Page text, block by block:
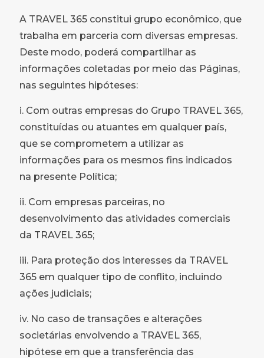
A TRAVEL 365 constitui grupo econômico, que
trabalha em parceria com diversas empresas.
Deste modo, poderá compartilhar as
informações coletadas por meio das Páginas,
nas seguintes hipóteses:
i. Com outras empresas do Grupo TRAVEL 365,
constituídas ou atuantes em qualquer país,
que se comprometem a utilizar as
informações para os mesmos fins indicados
na presente Política;
ii. Com empresas parceiras, no
desenvolvimento das atividades comerciais
da TRAVEL 365;
iii. Para proteção dos interesses da TRAVEL
365 em qualquer tipo de conflito, incluindo
ações judiciais;
iv. No caso de transações e alterações
societárias envolvendo a TRAVEL 365,
hipótese em que a transferência das